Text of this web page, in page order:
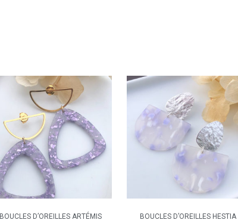
BOUCLES D’OREILLES ARTÉMIS BOUCLES D’OREILLES HESTIA